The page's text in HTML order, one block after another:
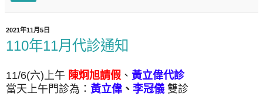
2021年11月5日
110年11月代診通知
11/6(六)上午 陳炯旭請假 、 黃立偉代診
當天上午門診為： 黃立偉 、 李冠儀 雙診